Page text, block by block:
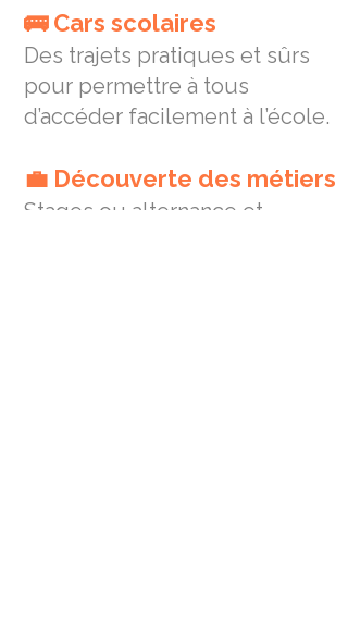
🚌 Cars scolaires
Des trajets pratiques et sûrs
pour permettre à tous
d’accéder facilement à l’école.
💼 Découverte des métiers
Stages ou alternance et